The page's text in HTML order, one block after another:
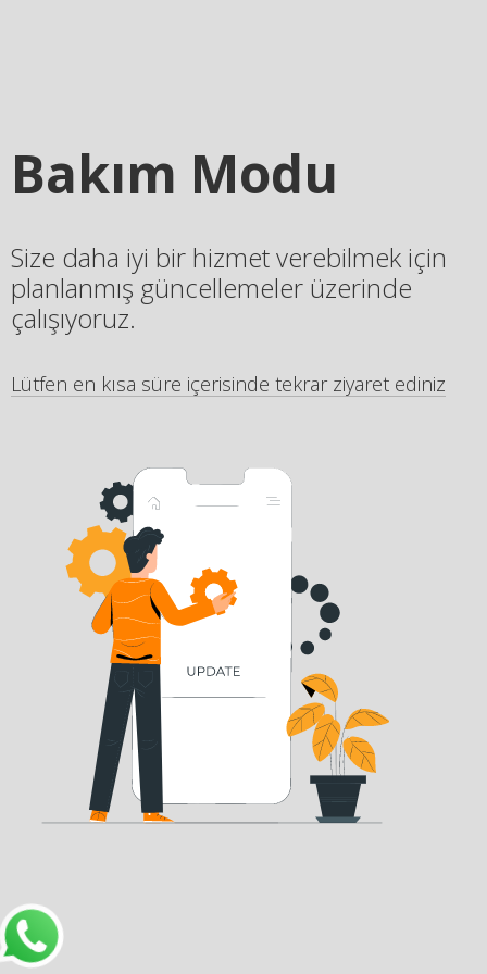
Bakım Modu
Size daha iyi bir hizmet verebilmek için
planlanmış güncellemeler üzerinde
çalışıyoruz.
Lütfen en kısa süre içerisinde tekrar ziyaret ediniz